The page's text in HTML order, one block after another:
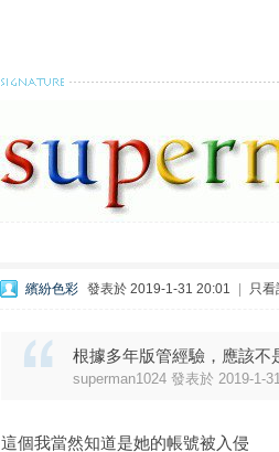
繽紛色彩 發表於 2019-1-31 20:01 只看
根據多年版管經驗，應該不
superman1024 發表於 2019-1-
這個我當然知道是她的帳號被入侵